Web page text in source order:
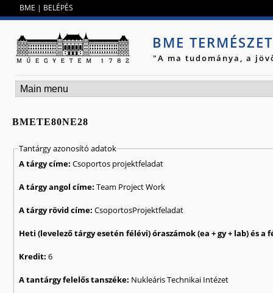
BME | BELÉPÉS
BME
"A ma tudománya, a
BMETE80NE28
Tantárgy azonosító adatok
A tárgy címe:Csoportos projektfeladat
A tárgy angol címe:Team Project Work
A tárgy rövid címe:CsoportosProjektfeladat
Kredit:6
A tantárgy felelős tanszéke: Nukleáris Technikai Intézet